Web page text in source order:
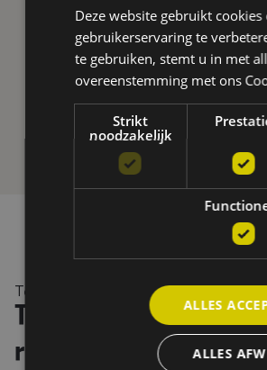
Testimonials
Tevreden klanten,
resultaten
Deze website gebruikt
gebruikerservaring te
te gebruiken, stemt u in met
overeenstemming met ons
Strikt
noodzakelijk
ALLES
ALLES